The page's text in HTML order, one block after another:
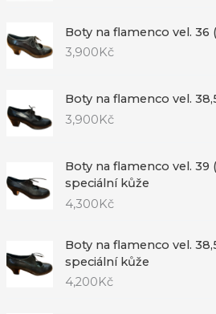
Boty na flamenco vel. 36
3,900 Kč
Boty na flamenco vel.
3,900Kč
Boty na flamenco vel. 39
speciální kůže
4,300Kč
Boty na flamenco vel.
speciální kůže
4,200 Kč